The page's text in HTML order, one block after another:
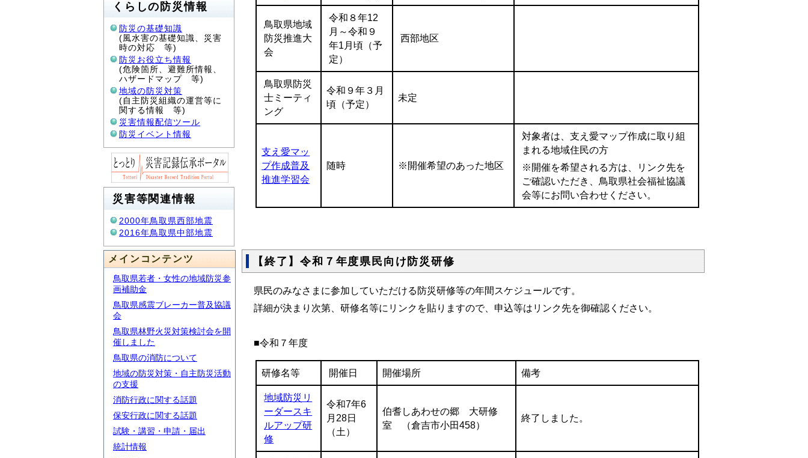
くらしの防災情報
防災の基礎知識
(風水害の基礎知識、災害
時の対応 等)
防災お役立ち情報
(危険箇所、避難所情報、
ハザードマップ 等)
地域の防災対策
(自主防災組織の運営等に
関する情報 等)
災害情報配信ツール
防災イベント情報
災害等関連情報
2000年鳥取県西部地震
2016年鳥取県中部地震
メインコンテンツ
鳥取県若者・女性の地域防災参
画補助金
鳥取県感震ブレーカー普及協議
会
鳥取県林野火災対策検討会を開
催しました
鳥取県の消防について
地域の防災対策・自主防災活動
の支援
消防行政に関する話題
保安行政に関する話題
試験・講習・申請・届出
統計情報
鳥取県地域
防災推進大
会
令和８年12
月～令和９
年1月頃（予
定）
西部地区
鳥取県防災
士ミーティ
ング
令和９年３月
頃（予定）
未定
支え愛マッ
プ作成普及
推進学習会
随時 ※開催希望のあった地区
対象者は、支え愛マップ作成に取り組
まれる地域住民の方
※開催を希望される方は、リンク先を
ご確認いただき、鳥取県社会福祉協議
会等にお問い合わせください。
【終了】令和７年度県民向け防災研修
県民のみなさまに参加していただける防災研修等の年間スケジュールです。
詳細が決まり次第、研修名等にリンクを貼りますので、申込等はリンク先を御確認ください。
■令和７年度
研修名等 開催日 開催場所 備考
地域防災リ
ーダースキ
ルアップ研
修
令和7年6
月28日
（土）
伯耆しあわせの郷 大研修
室 （倉吉市小田458）
終了しました。